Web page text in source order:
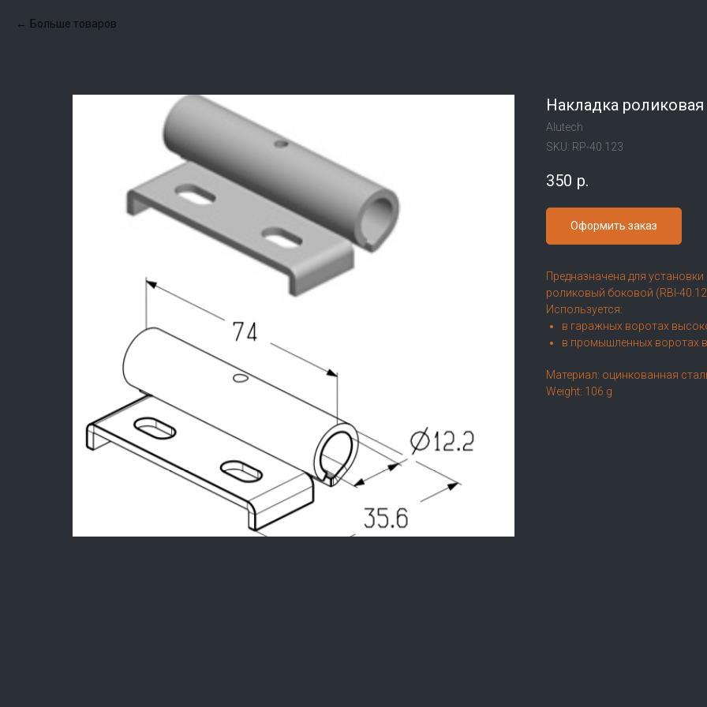
Больше товаров
Накладка
Alutech
SKU: RP-40.123
350 р.
Оформить заказ
Предназначена для
роликовый боковой (RBI-
Используется:
в гаражных воротах
в промышленных воротах
Материал: оцинкованная
Weight: 106 g